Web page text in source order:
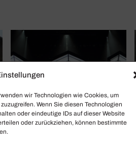
wir Technologien wie Cookies, um
Wenn Sie diesen Technologien
oder eindeutige IDs auf dieser Website
oder zurückziehen, können bestimmte